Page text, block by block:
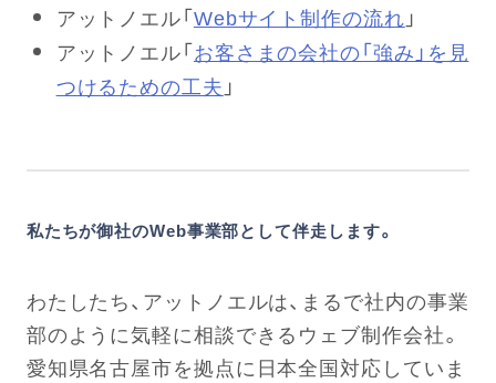
アットノエル「Webサイト制作の流れ 」
アットノエル「お客さまの会社の「強み」を見
つけるための工夫 」
私たちが御社のWeb事業部として伴走します。
わたしたち、アットノエルは、まるで社内の事業
部のように気軽に相談できるウェブ制作会社。
愛知県名古屋市を拠点に日本全国対応していま